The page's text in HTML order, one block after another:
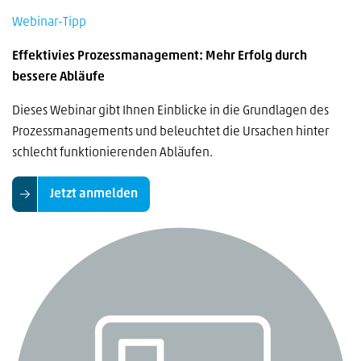
Webinar-Tipp
Effektivies Prozessmanagement: Mehr Erfolg durch
bessere Abläufe
Dieses Webinar gibt Ihnen Einblicke in die Grundlagen des
Prozessmanagements und beleuchtet die Ursachen hinter
schlecht funktionierenden Abläufen.
Jetzt anmelden